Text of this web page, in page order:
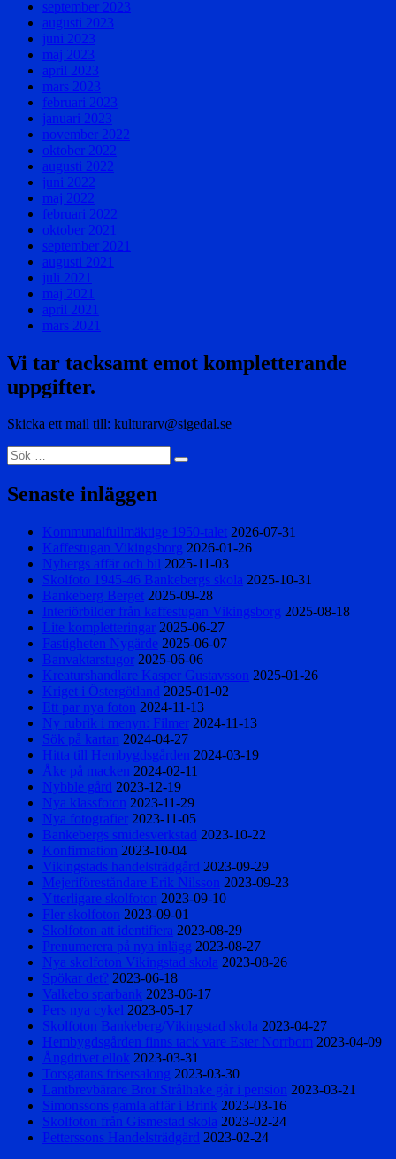
september 2023
augusti 2023
juni 2023
maj 2023
april 2023
mars 2023
februari 2023
januari 2023
november 2022
oktober 2022
augusti 2022
juni 2022
maj 2022
februari 2022
oktober 2021
september 2021
augusti 2021
juli 2021
maj 2021
april 2021
mars 2021
Vi tar tacksamt emot kompletterande
uppgifter.
Skicka ett mail till: kulturarv@sigedal.se
Sök
efter:
Sök
Senaste inläggen
Kommunalfullmäktige 1950-talet 2026-07-31
Kaffestugan Vikingsborg 2026-01-26
Nybergs affär och bil 2025-11-03
Skolfoto 1945-46 Bankebergs skola 2025-10-31
Bankeberg Berget 2025-09-28
Interiörbilder från kaffestugan Vikingsborg 2025-08-18
Lite kompletteringar 2025-06-27
Fastigheten Nygärde 2025-06-07
Banvaktarstugor 2025-06-06
Kreaturshandlare Kasper Gustavsson 2025-01-26
Kriget i Östergötland 2025-01-02
Ett par nya foton 2024-11-13
Ny rubrik i menyn: Filmer 2024-11-13
Sök på kartan 2024-04-27
Hitta till Hembygdsgården 2024-03-19
Åke på macken 2024-02-11
Nybble gård 2023-12-19
Nya klassfoton 2023-11-29
Nya fotografier 2023-11-05
Bankebergs smidesverkstad 2023-10-22
Konfirmation 2023-10-04
Vikingstads handelsträdgård 2023-09-29
Mejeriföreståndare Erik Nilsson 2023-09-23
Ytterligare skolfoton 2023-09-10
Fler skolfoton 2023-09-01
Skolfoton att identifiera 2023-08-29
Prenumerera på nya inlägg 2023-08-27
Nya skolfoton Vikingstad skola 2023-08-26
Spökar det? 2023-06-18
Valkebo sparbank 2023-06-17
Pers nya cykel 2023-05-17
Skolfoton Bankeberg/Vikingstad skola 2023-04-27
Hembygdsgården finns tack vare Ester Norrbom 2023-04-09
Ångdrivet ellok 2023-03-31
Torsgatans frisersalong 2023-03-30
Lantbrevbärare Bror Strålhake går i pension 2023-03-21
Simonssons gamla affär i Brink 2023-03-16
Skolfoton från Gismestad skola 2023-02-24
Petterssons Handelsträdgård 2023-02-24